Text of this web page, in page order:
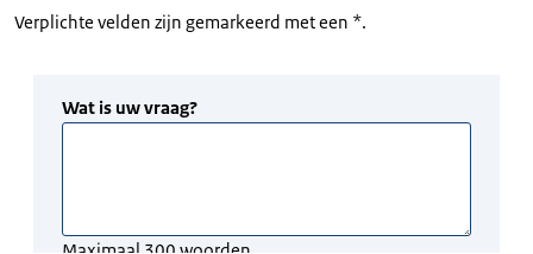
Verplichte velden zijn gemarkeerd met een *.